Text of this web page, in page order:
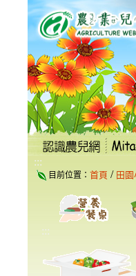
跳
到
主
要
內
容
區
塊
:::
目前位置： 首頁 / 田
:::